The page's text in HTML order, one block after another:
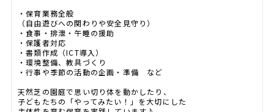
・保育業務全般
（自由遊びへの関わりや安全見守り）
・食事・排泄・午睡の援助
・保護者対応
・書類作成（ICT導入）
・環境整備、教具づくり
・行事や季節の活動の企画・準備 など
天然芝の園庭で思い切り体を動かしたり、
子どもたちの「やってみたい！」を大切にした